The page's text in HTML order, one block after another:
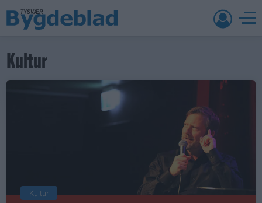
Kultur
Kultur